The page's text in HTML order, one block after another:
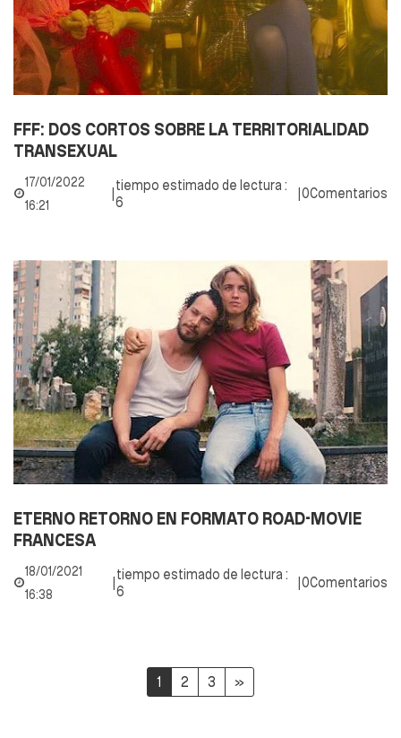
FFF: DOS CORTOS SOBRE LA TERRITORIALIDAD
TRANSEXUAL
17/01/2022
16:21
|
tiempo estimado de lectura :
6
|0Comentarios
ETERNO RETORNO EN FORMATO ROAD-MOVIE
FRANCESA
18/01/2021
16:38
|
tiempo estimado de lectura :
6
|0Comentarios
1 2 3 »